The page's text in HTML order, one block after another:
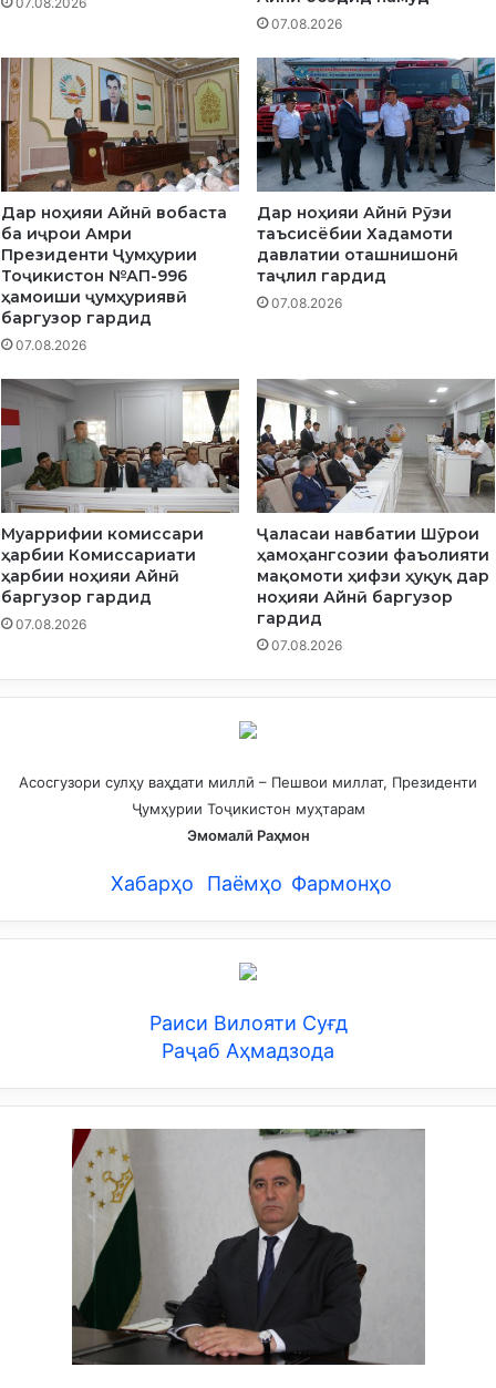
и
и
т
о
н
р
н
о
ҳ
и
я
А
й
н
ӣ
07.08.2026
Дар ноҳияи Айнӣ вобаста
ба иҷрои Амри
Президенти Ҷумҳурии
Тоҷикистон №АП-996
ҳамоиши ҷумҳуриявӣ
баргузор гардид
07.08.2026
Дар ноҳияи Айнӣ Рӯзи
таъсисёбии Хадамоти
давлатии оташнишонӣ
таҷлил гардид
07.08.2026
Муаррифии комиссари
ҳарбии Комиссариати
ҳарбии ноҳияи Айнӣ
баргузор гардид
07.08.2026
Ҷаласаи навбатии Шӯрои
ҳамоҳангсозии фаъолияти
мақомоти ҳифзи ҳуқуқ дар
ноҳияи Айнӣ баргузор
гардид
07.08.2026
Асосгузори сулҳу ваҳдати миллӣ – Пешвои миллат, Президенти
Ҷумҳурии Тоҷикистон муҳтарам
Эмомалӣ Раҳмон
Хабарҳо Паёмҳо Фармонҳо
Раиси Вилояти Суғд
Раҷаб Аҳмадзода